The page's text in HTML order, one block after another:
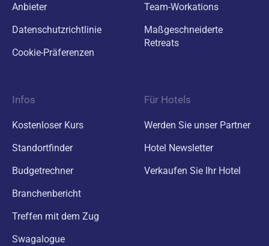
Anbieter
Datenschutzrichtlinie
Cookie-Präferenzen
Team-Workations
Maßgeschneiderte
Retreats
Infos
Kostenloser Kurs
Standortfinder
Budgetrechner
Branchenbericht
Treffen mit dem Zug
Swagalogue
Für Hotels
Werden Sie unser Partner
Hotel Newsletter
Verkaufen Sie Ihr Hotel